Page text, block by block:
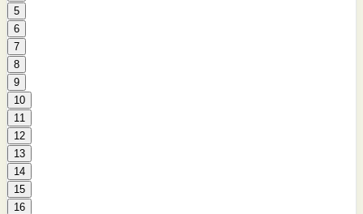
5
6
7
8
9
10
11
12
13
14
15
16